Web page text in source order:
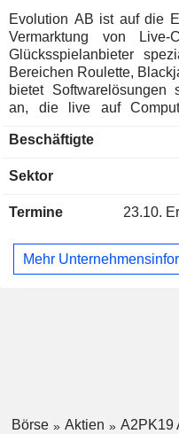
Japan
Italien
Luxemburg
Hong Kong
Evolution AB ist auf die
Vermarktung von Live-
Glücksspielanbieter
Bereichen Roulette,
bietet Softwarelösungen
an, die live auf
weltweit über 24
(82,2 %), Curaçao (10,4
Beschäftigte
Sektor
Termine 23.10.
Mehr
Börse Aktien
A2PK19